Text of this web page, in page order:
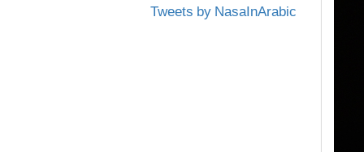
Tweets by NasaInArabic